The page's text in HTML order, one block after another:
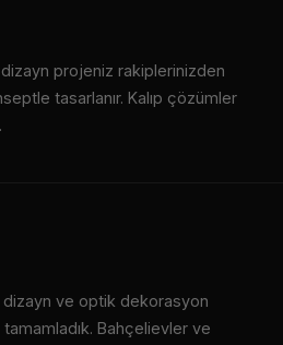
projeniz rakiplerinizden
tasarlanır. Kalıp çözümler
ve optik dekorasyon
Bahçelievler ve